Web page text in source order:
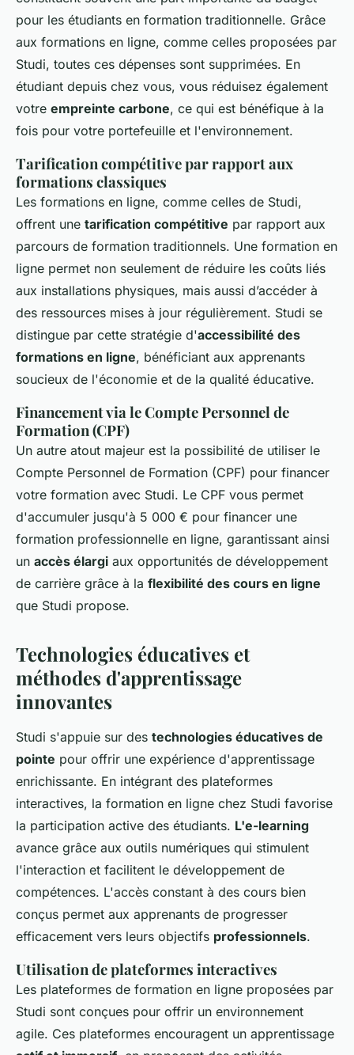
pour les étudiants en formation traditionnelle. Grâce
aux formations en ligne, comme celles proposées par
Studi, toutes ces dépenses sont supprimées. En
étudiant depuis chez vous, vous réduisez également
votre empreinte carbone, ce qui est bénéfique à la
fois pour votre portefeuille et l'environnement.
Tarification compétitive par rapport aux
formations classiques
Les formations en ligne, comme celles de Studi,
offrent une tarification compétitive par rapport aux
parcours de formation traditionnels. Une formation en
ligne permet non seulement de réduire les coûts liés
aux installations physiques, mais aussi d’accéder à
des ressources mises à jour régulièrement. Studi se
distingue par cette stratégie d'accessibilité des
formations en ligne, bénéficiant aux apprenants
soucieux de l'économie et de la qualité éducative.
Financement via le Compte Personnel de
Formation (CPF)
Un autre atout majeur est la possibilité de utiliser le
Compte Personnel de Formation (CPF) pour financer
votre formation avec Studi. Le CPF vous permet
d'accumuler jusqu'à 5 000 € pour financer une
formation professionnelle en ligne, garantissant ainsi
un accès élargi aux opportunités de développement
de carrière grâce à la flexibilité des cours en ligne
que Studi propose.
Technologies éducatives et
méthodes d'apprentissage
innovantes
Studi s'appuie sur des technologies éducatives de
pointe pour offrir une expérience d'apprentissage
enrichissante. En intégrant des plateformes
interactives, la formation en ligne chez Studi favorise
la participation active des étudiants. L'e-learning
avance grâce aux outils numériques qui stimulent
l'interaction et facilitent le développement de
compétences. L'accès constant à des cours bien
conçus permet aux apprenants de progresser
efficacement vers leurs objectifs professionnels.
Utilisation de plateformes interactives
Les plateformes de formation en ligne proposées par
Studi sont conçues pour offrir un environnement
agile. Ces plateformes encouragent un apprentissage